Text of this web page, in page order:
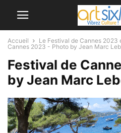
Accueil Le Festival de Cannes 2023
Cannes 2023 - Photo by Jean Marc
Festival de
by Jean Marc